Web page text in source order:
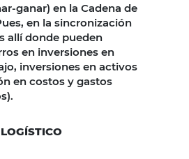
ganar) en la Cadena de
en la sincronización
allí donde pueden
en inversiones en
inversiones en activos
en costos y gastos